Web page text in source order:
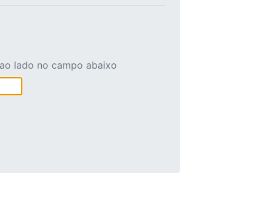
lado no campo abaixo